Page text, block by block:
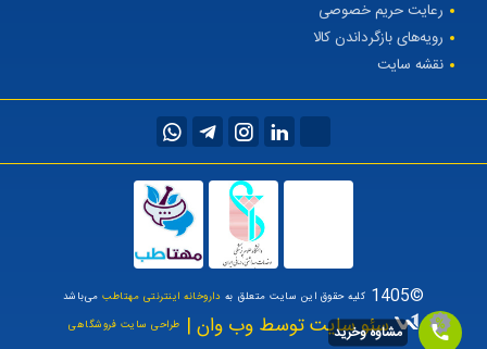
رعایت حریم خصوصی
رویه‌های بازگرداندن کالا
نقشه سایت
©1405 کلیه حقوق این سایت متعلق به داروخانه اینترنتی مهتاطبمی‌باشد
سئو سایت توسط وب وان | طراحی سایت فروشگاهی مشاوه وخرید